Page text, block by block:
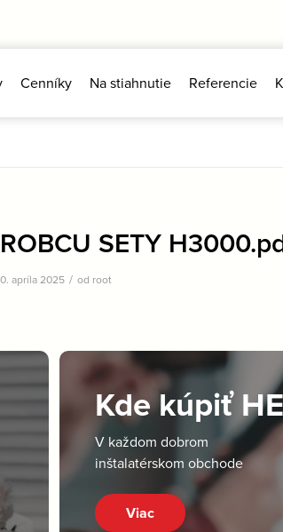
Cenníky Na stiahnutie Referencie
SETY
apríla 2025 / od root
Kde kúpiť
V každom dobrom
inštalatérskom obchode
Viac